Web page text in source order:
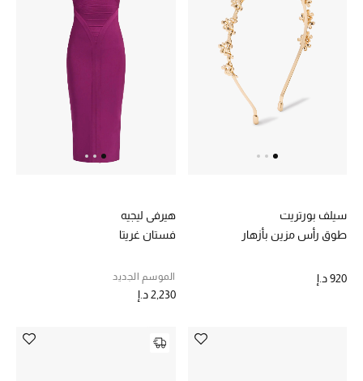
سيلف بورتريت
طوق رأس مزين بأزهار
920 د.إ
هيرفي ليجيه
فستان غريتا
الموسم الجديد
2,230 د.إ